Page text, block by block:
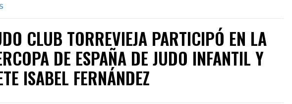
CLUB TORREVIEJA PARTICIPÓ EN LA
DE ESPAÑA DE JUDO INFANTIL Y
ISABEL FERNÁNDEZ